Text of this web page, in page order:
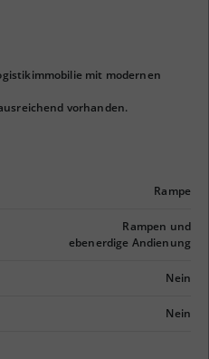
mit modernen
vorhanden.
Rampe
Rampen und
ebenerdige Andienung
Nein
Nein